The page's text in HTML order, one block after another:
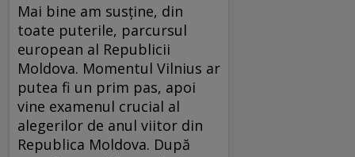
Mai bine am susţine, din
toate puterile, parcursul
european al Republicii
Moldova. Momentul Vilnius ar
putea fi un prim pas, apoi
vine examenul crucial al
alegerilor de anul viitor din
Republica Moldova. După